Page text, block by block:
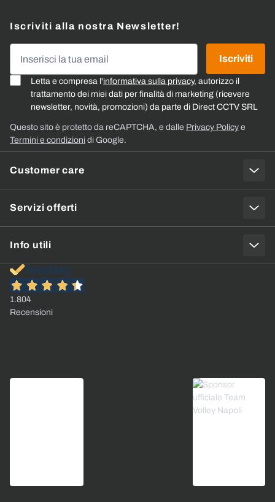
Customer care
Servizi offerti
Info utili
Iscriviti alla nostra Newsletter!
Letta e compresa l'informativa sulla privacy, autorizzo il
trattamento dei miei dati per finalità di marketing (ricevere
newsletter, novità, promozioni) da parte di Direct CCTV SRL
Iscriviti
Questo sito è protetto da reCAPTCHA, e dalle Privacy Policy e
Termini e condizioni di Google.
1.804
Recensioni